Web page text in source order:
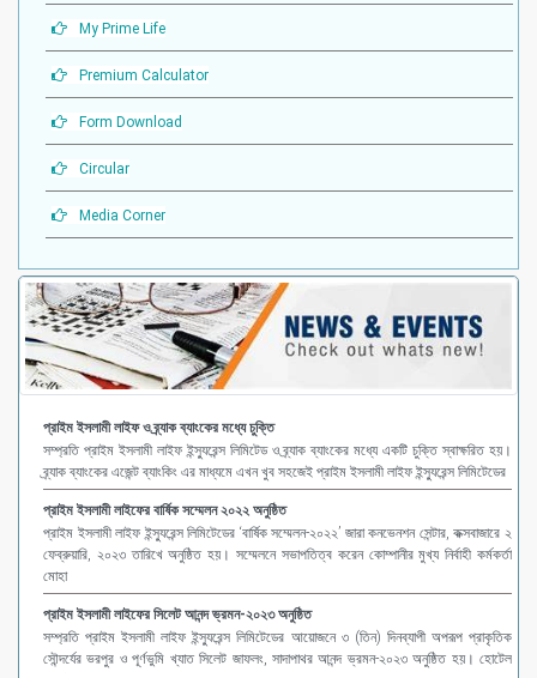
My Prime Life
Premium Calculator
Form Download
Circular
Media Corner
প্রাইম ইসলামী লাইফ ও ব্র্যাক ব্যাংকের মধ্যে চুক্তি
সম্প্রতি প্রাইম ইসলামী লাইফ ইন্স্যুরেন্স লিমিটেড ও ব্র্যাক ব্যাংকের মধ্যে একটি চুক্তি স্বাক্ষরিত হয়।
ব্র্যাক ব্যাংকের এজেন্ট ব্যাংকিং এর মাধ্যমে এখন খুব সহজেই প্রাইম ইসলামী লাইফ ইন্স্যুরেন্স লিমিটেডের
প্রাইম ইসলামী লাইফের বার্ষিক সম্মেলন ২০২২ অনুষ্ঠিত
প্রাইম ইসলামী লাইফ ইন্স্যুরেন্স লিমিটেডের ‘বার্ষিক সম্মেলন-২০২২’ জারা কনভেনশন সেন্টার, কক্সবাজারে ২
ফেব্রুয়ারি, ২০২৩ তারিখে অনুষ্ঠিত হয়। সম্মেলনে সভাপতিত্ব করেন কোম্পানীর মুখ্য নির্বাহী কর্মকর্তা
মোহা
প্রাইম ইসলামী লাইফের সিলেট আনন্দ ভ্রমন-২০২৩ অনুষ্ঠিত
সম্প্রতি প্রাইম ইসলামী লাইফ ইন্স্যুরেন্স লিমিটেডের আয়োজনে ৩ (তিন) দিনব্যাপী অপরূপ প্রাকৃতিক
সৌন্দর্যের ভরপুর ও পূর্ণভুমি খ্যাত সিলেট জাফলং, সাদাপাথর আনন্দ ভ্রমন-২০২৩ অনুষ্ঠিত হয়। হোটেল